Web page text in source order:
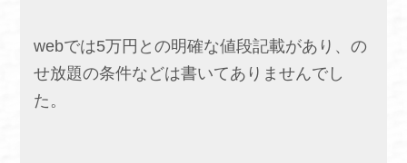
webでは5万円との明確な値段記載があり、の
せ放題の条件などは書いてありませんでし
た。